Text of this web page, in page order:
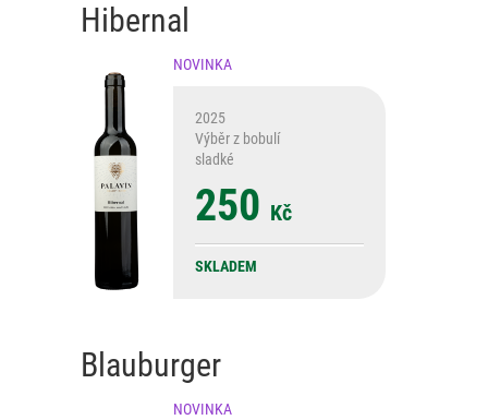
Hibernal
NOVINKA
2025
Výběr z bobulí
sladké
250 Kč
SKLADEM
Blauburger
NOVINKA